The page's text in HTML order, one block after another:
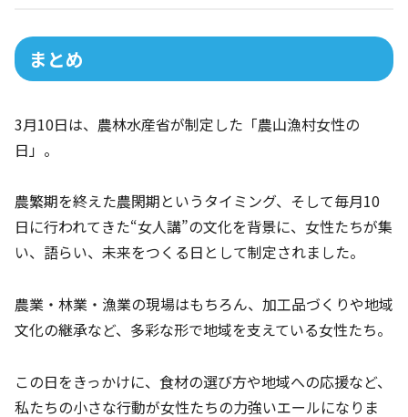
まとめ
3月10日は、農林水産省が制定した「農山漁村女性の
日」。
農繁期を終えた農閑期というタイミング、そして毎月10
日に行われてきた“女人講”の文化を背景に、女性たちが集
い、語らい、未来をつくる日として制定されました。
農業・林業・漁業の現場はもちろん、加工品づくりや地域
文化の継承など、多彩な形で地域を支えている女性たち。
この日をきっかけに、食材の選び方や地域への応援など、
私たちの小さな行動が女性たちの力強いエールになりま